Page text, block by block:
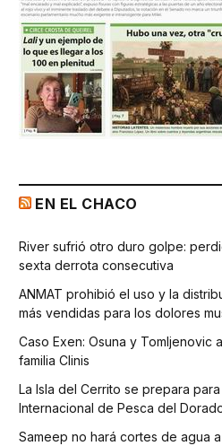
EN EL CHACO
River sufrió otro duro golpe:
sexta derrota consecutiva
ANMAT prohibió el uso y la
más vendidas para los dolores
Caso Exen: Osuna y Tomljenovic
familia Clinis
La Isla del Cerrito se prepara
Internacional de Pesca del
Sameep no hará cortes de agua